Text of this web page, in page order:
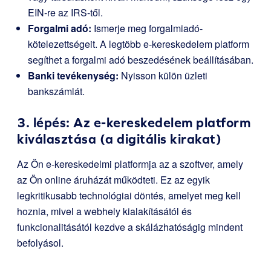
EIN-re az IRS-től.
Forgalmi adó: Ismerje meg forgalmiadó-
kötelezettségeit. A legtöbb e-kereskedelem platform
segíthet a forgalmi adó beszedésének beállításában.
Banki tevékenység: Nyisson külön üzleti
bankszámlát.
3. lépés: Az e-kereskedelem platform
kiválasztása (a digitális kirakat)
Az Ön e-kereskedelmi platformja az a szoftver, amely
az Ön online áruházát működteti. Ez az egyik
legkritikusabb technológiai döntés, amelyet meg kell
hoznia, mivel a webhely kialakításától és
funkcionalitásától kezdve a skálázhatóságig mindent
befolyásol.